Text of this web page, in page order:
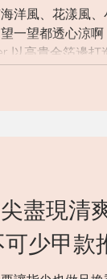
洋風、花漾風
一望都透心涼啊
高貴金箔邊打
盡現清
少甲款